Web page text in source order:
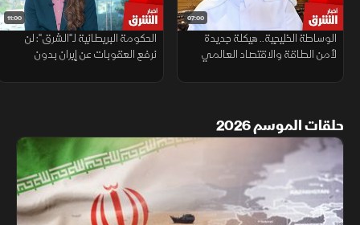
07:00
الوساطة الخليجية.. هيكلة جديدة
لأمن الطاقة والاقتصاد العالمي
11:00
الحكومة البريطانية لـ"الشرق": لن
نرفع العقوبات عن إيران بدون
حلقات الموسم 2026